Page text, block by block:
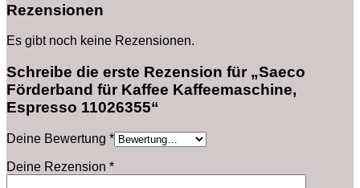
Rezensionen
Es gibt noch keine Rezensionen.
Schreibe die erste Rezension für „Saeco
Förderband für Kaffee Kaffeemaschine,
Espresso 11026355“
Deine Bewertung *
Deine Rezension *